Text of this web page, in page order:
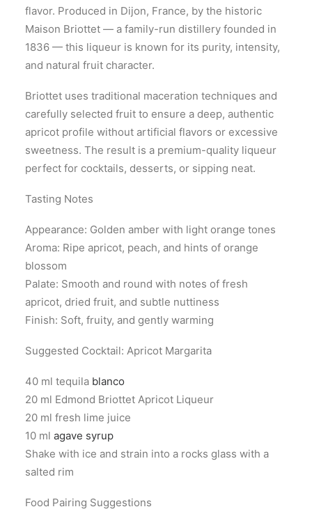
flavor. Produced in Dijon, France, by the historic
Maison Briottet — a family-run distillery founded in
1836 — this liqueur is known for its purity, intensity,
and natural fruit character.
Briottet uses traditional maceration techniques and
carefully selected fruit to ensure a deep, authentic
apricot profile without artificial flavors or excessive
sweetness. The result is a premium-quality liqueur
perfect for cocktails, desserts, or sipping neat.
Tasting Notes
Appearance: Golden amber with light orange tones
Aroma: Ripe apricot, peach, and hints of orange
blossom
Palate: Smooth and round with notes of fresh
apricot, dried fruit, and subtle nuttiness
Finish: Soft, fruity, and gently warming
Suggested Cocktail: Apricot Margarita
40 ml tequila blanco
20 ml Edmond Briottet Apricot Liqueur
20 ml fresh lime juice
10 ml agave syrup
Shake with ice and strain into a rocks glass with a
salted rim
Food Pairing Suggestions